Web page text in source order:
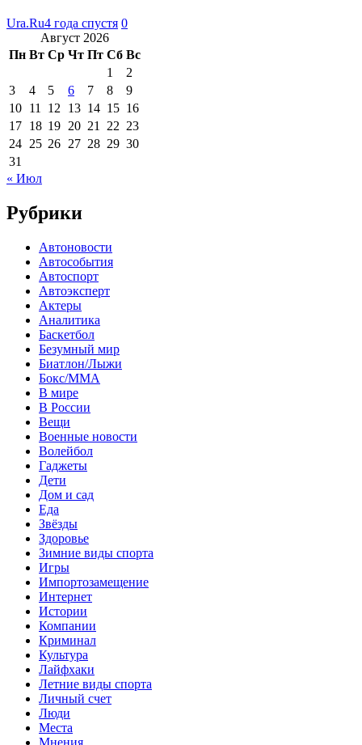
Ura.Ru4 года спустя 0
Август 2026
Пн Вт Ср Чт Пт Сб Вс
1
2
3
4 5 6 7 8
9
10 11 12 13 14 15 16
17 18 19 20 21 22 23
24 25 26 27 28 29 30
31
« Июл
Рубрики
Автоновости
Автособытия
Автоспорт
Автоэксперт
Актеры
Аналитика
Баскетбол
Безумный мир
Биатлон/Лыжи
Бокс/MMA
В мире
В России
Вещи
Военные новости
Волейбол
Гаджеты
Дети
Дом и сад
Еда
Звёзды
Здоровье
Зимние виды спорта
Игры
Импортозамещение
Интернет
Истории
Компании
Криминал
Культура
Лайфхаки
Летние виды спорта
Личный счет
Люди
Места
Мнения